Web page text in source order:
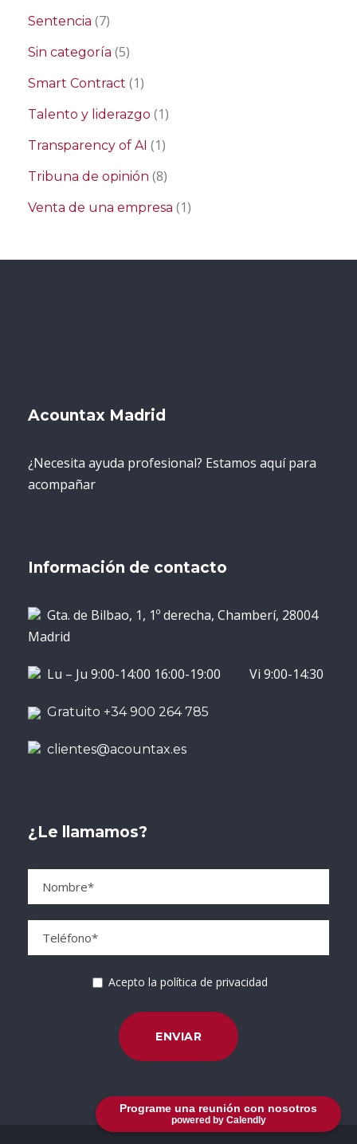
Programe una reunión con nosotros
powered by Calendly
Sentencia (7)
Sin categoría (5)
Smart Contract (1)
Talento y liderazgo (1)
Transparency of AI (1)
Tribuna de opinión (8)
Venta de una empresa (1)
Acountax Madrid
¿Necesita ayuda profesional? Estamos aquí para
acompañar
Información de contacto
Gta. de Bilbao, 1, 1º derecha, Chamberí, 28004
Madrid
Lu – Ju 9:00-14:00 16:00-19:00 Vi 9:00-14:30
Gratuito +34 900 264 785
clientes@acountax.es
¿Le llamamos?
Acepto la política de privacidad